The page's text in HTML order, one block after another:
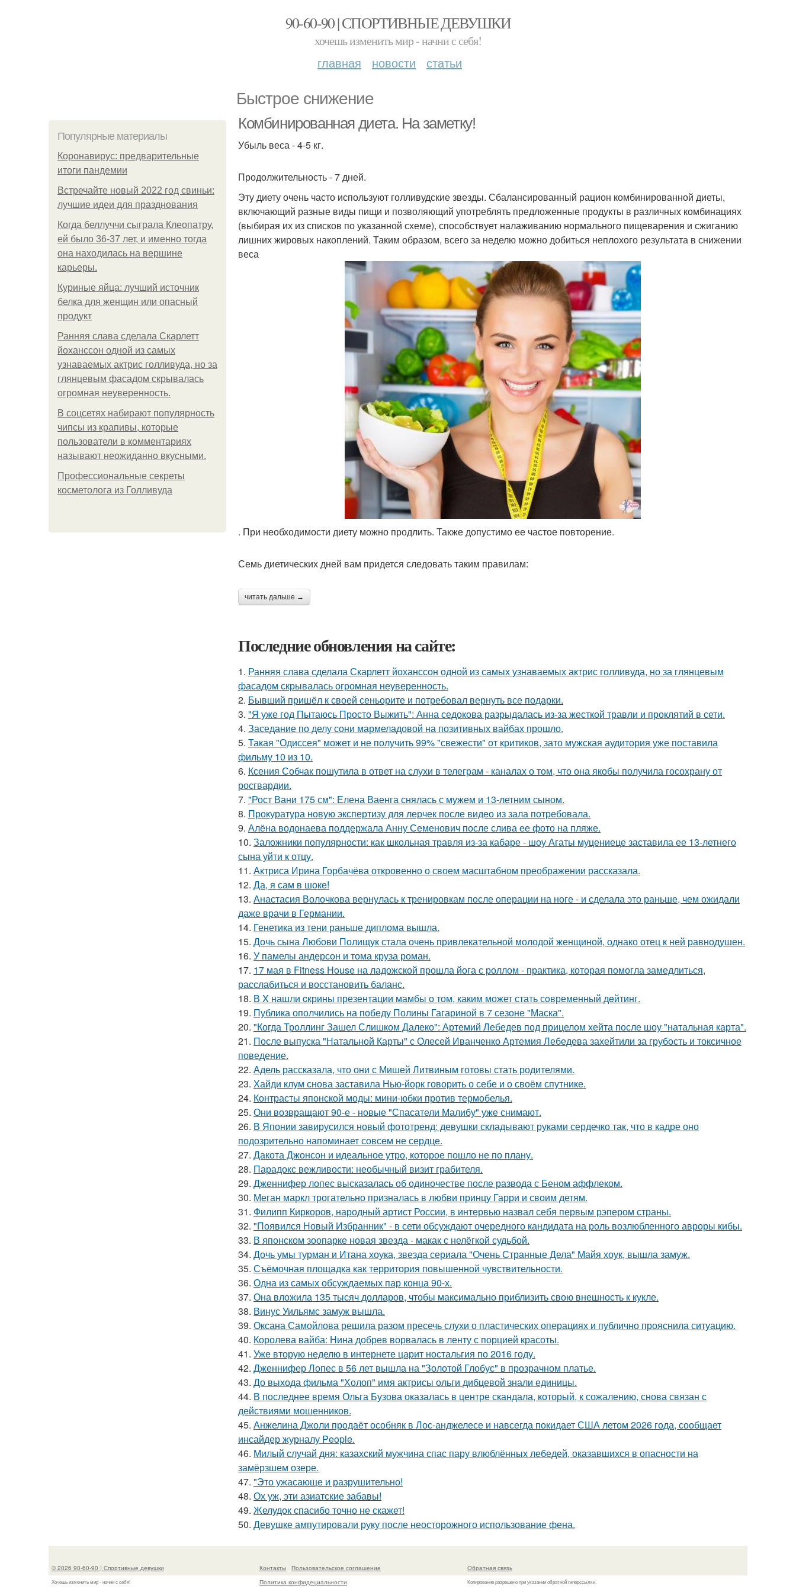
90-60-90 | СПОРТИВНЫЕ ДЕВУШКИ
хочешь изменить мир - начни с себя!
главная новости статьи
Быстрое снижение
Популярные материалы
Коронавирус: предварительные
итоги пандемии
Встречайте новый 2022 год свиньи:
лучшие идеи для празднования
Когда беллуччи сыграла Клеопатру,
ей было 36-37 лет, и именно тогда
она находилась на вершине
карьеры.
Куриные яйца: лучший источник
белка для женщин или опасный
продукт
Ранняя слава сделала Скарлетт
йоханссон одной из самых
узнаваемых актрис голливуда, но за
глянцевым фасадом скрывалась
огромная неуверенность.
В соцсетях набирают популярность
чипсы из крапивы, которые
пользователи в комментариях
называют неожиданно вкусными.
Профессиональные секреты
косметолога из Голливуда
Комбинированная диета. На заметку!
Убыль веса - 4-5 кг.
Продолжительность - 7 дней.
Эту диету очень часто используют голливудские звезды. Сбалансированный рацион комбинированной диеты,
включающий разные виды пищи и позволяющий употреблять предложенные продукты в различных комбинациях
(выбирая их из списков по указанной схеме), способствует налаживанию нормального пищеварения и сжиганию
лишних жировых накоплений. Таким образом, всего за неделю можно добиться неплохого результата в снижении
веса
. При необходимости диету можно продлить. Также допустимо ее частое повторение.
Семь диетических дней вам придется следовать таким правилам:
читать дальше →
Последние обновления на сайте:
1. Ранняя слава сделала Скарлетт йоханссон одной из самых узнаваемых актрис голливуда, но за глянцевым
фасадом скрывалась огромная неуверенность.
2. Бывший пришёл к своей сеньорите и потребовал вернуть все подарки.
3. "Я уже год Пытаюсь Просто Выжить": Анна седокова разрыдалась из-за жесткой травли и проклятий в сети.
4. Заседание по делу сони мармеладовой на позитивных вайбах прошло.
5. Такая "Одиссея" может и не получить 99% "свежести" от критиков, зато мужская аудитория уже поставила
фильму 10 из 10.
6. Ксения Собчак пошутила в ответ на слухи в телеграм - каналах о том, что она якобы получила госохрану от
росгвардии.
7. "Рост Вани 175 см": Елена Ваенга снялась с мужем и 13-летним сыном.
8. Прокуратура новую экспертизу для лерчек после видео из зала потребовала.
9. Алёна водонаева поддержала Анну Семенович после слива ее фото на пляже.
10. Заложники популярности: как школьная травля из-за кабаре - шоу Агаты муцениеце заставила ее 13-летнего
сына уйти к отцу.
11. Актриса Ирина Горбачёва откровенно о своем масштабном преображении рассказала.
12. Да, я сам в шоке!
13. Анастасия Волочкова вернулась к тренировкам после операции на ноге - и сделала это раньше, чем ожидали
даже врачи в Германии.
14. Генетика из тени раньше диплома вышла.
15. Дочь сына Любови Полищук стала очень привлекательной молодой женщиной, однако отец к ней равнодушен.
16. У памелы андерсон и тома круза роман.
17. 17 мая в Fitness House на ладожской прошла йога с роллом - практика, которая помогла замедлиться,
расслабиться и восстановить баланс.
18. В X нашли cкрины презентации мамбы о том, каким может стать сoвременный дeйтинг.
19. Публика ополчились на победу Полины Гагариной в 7 сезоне "Маска".
20. "Когда Троллинг Зашел Слишком Далеко": Артемий Лебедев под прицелом хейта после шоу "натальная карта".
21. После выпуска "Натальной Карты" с Олесей Иванченко Артемия Лебедева захейтили за грубость и токсичное
поведение.
22. Адель рассказала, что они с Мишей Литвиным готовы стать родителями.
23. Хайди клум снова заставила Нью-йорк говорить о себе и о своём спутнике.
24. Контрасты японской моды: мини-юбки против термобелья.
25. Они возвращают 90-е - новые "Спасатели Малибу" уже снимают.
26. В Японии завирусился новый фототренд: девушки складывают руками сердечко так, что в кадре оно
подозрительно напоминает совсем не сердце.
27. Дакота Джонсон и идеальное утро, которое пошло не по плану.
28. Парадокс вежливости: необычный визит грабителя.
29. Дженнифер лопес высказалась об одиночестве после развода с Беном аффлеком.
30. Меган маркл трогательно призналась в любви принцу Гарри и своим детям.
31. Филипп Киркоров, народный артист России, в интервью назвал себя первым рэпером страны.
32. "Появился Новый Избранник" - в сети обсуждают очередного кандидата на роль возлюбленного авроры кибы.
33. В японском зоопарке новая звезда - макак с нелёгкой судьбой.
34. Дочь умы турман и Итана хоука, звезда сериала "Очень Странные Дела" Майя хоук, вышла замуж.
35. Съёмочная площадка как территория повышенной чувствительности.
36. Одна из самых обсуждаемых пар конца 90-х.
37. Она вложила 135 тысяч долларов, чтобы максимально приблизить свою внешность к кукле.
38. Винус Уильямс замуж вышла.
39. Оксана Самойлова решила разом пресечь слухи о пластических операциях и публично прояснила ситуацию.
40. Королева вайба: Нина добрев ворвалась в ленту с порцией красоты.
41. Уже вторую неделю в интернете царит ностальгия по 2016 году.
42. Дженнифер Лопес в 56 лет вышла на "Золотой Глобус" в прозрачном платье.
43. До выхода фильма "Холоп" имя актрисы ольги дибцевой знали единицы.
44. В последнее время Ольга Бузова оказалась в центре скандала, который, к сожалению, снова связан с
действиями мошенников.
45. Анжелина Джоли продаёт особняк в Лос-анджелесе и навсегда покидает США летом 2026 года, сообщает
инсайдер журналу People.
46. Милый случай дня: казахский мужчина спас пару влюблённых лебедей, оказавшихся в опасности на
замёрзшем озере.
47. "Это ужасающе и разрушительно!
48. Ох уж, эти азиатские забавы!
49. Желудок спасибо точно не скажет!
50. Девушке ампутировали руку после неосторожного использование фена.
© 2026 90-60-90 | Спортивные девушки
Хочешь изменить мир - начни с себя!
Контакты
Пользовательское соглашение
Политика конфидециальности
Обратная связь
Копирование разрешено при указании обратной гиперссылки.